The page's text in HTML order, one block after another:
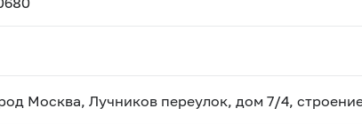
Москва, Лучников переулок, дом 7/4,